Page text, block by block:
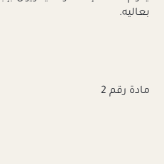
بعاليه.
مادة رقم 2